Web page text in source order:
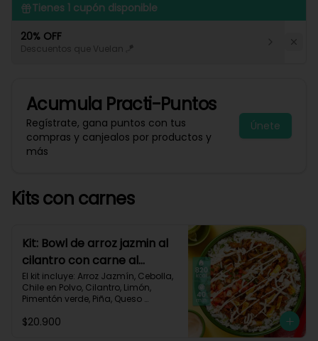
Tienes 1 cupón disponible
20% OFF
Descuentos que Vuelan 🪁
Acumula Practi-Puntos
Regístrate, gana puntos con tus
compras y canjealos por productos y
más
Únete
Kits con carnes
Kit: Bowl de arroz jazmin al
cilantro con carne al
pastor y pico de gallo-84
El kit incluye: Arroz Jazmín, Cebolla,
Chile en Polvo, Cilantro, Limón,
Pimentón verde, Piña, Queso
(150g/p), Sour Cream, Tomate,
$20.900